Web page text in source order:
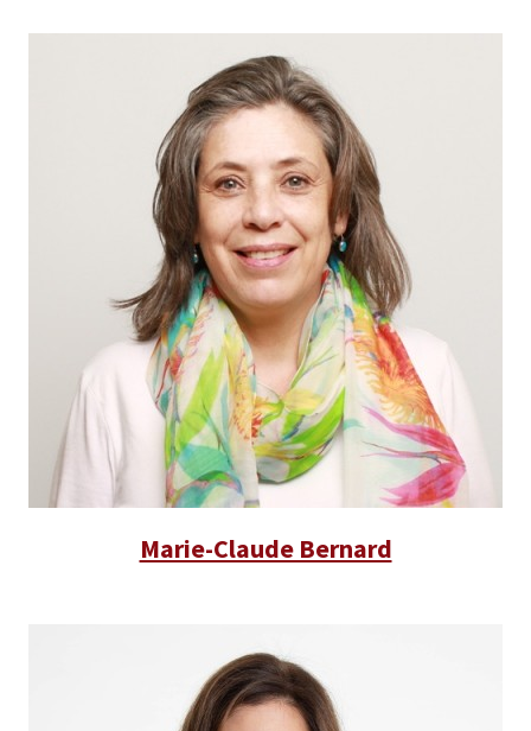
Marie-Claude Bernard